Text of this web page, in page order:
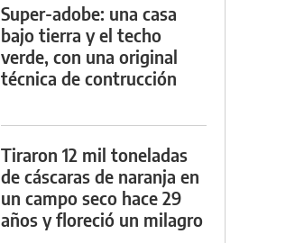
Super-adobe: una casa
bajo tierra y el techo
verde, con una original
técnica de contrucción
Tiraron 12 mil toneladas
de cáscaras de naranja en
un campo seco hace 29
años y floreció un milagro